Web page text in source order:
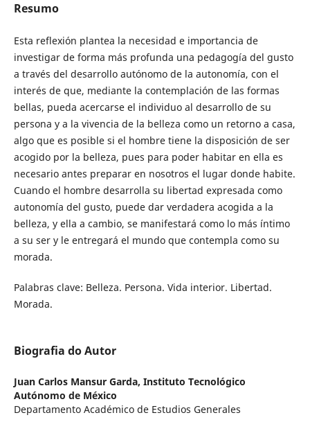
Resumo
Esta reflexión plantea la necesidad e importancia de
investigar de forma más profunda una pedagogía del gusto
a través del desarrollo autónomo de la autonomía, con el
interés de que, mediante la contemplación de las formas
bellas, pueda acercarse el individuo al desarrollo de su
persona y a la vivencia de la belleza como un retorno a casa,
algo que es posible si el hombre tiene la disposición de ser
acogido por la belleza, pues para poder habitar en ella es
necesario antes preparar en nosotros el lugar donde habite.
Cuando el hombre desarrolla su libertad expresada como
autonomía del gusto, puede dar verdadera acogida a la
belleza, y ella a cambio, se manifestará como lo más íntimo
a su ser y le entregará el mundo que contempla como su
morada.
Palabras clave: Belleza. Persona. Vida interior. Libertad.
Morada.
Biografia do Autor
Juan Carlos Mansur Garda, Instituto Tecnológico
Autónomo de México
Departamento Académico de Estudios Generales